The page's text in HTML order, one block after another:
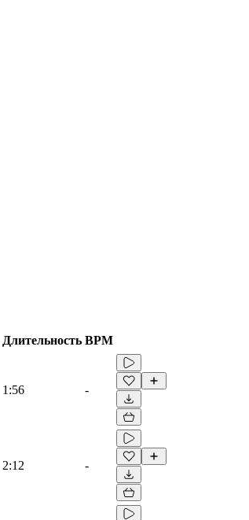
Длительность BPM
1:56 -
2:12 -